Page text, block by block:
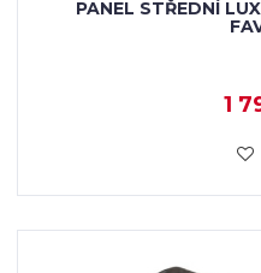
PANEL STŘEDNÍ
1